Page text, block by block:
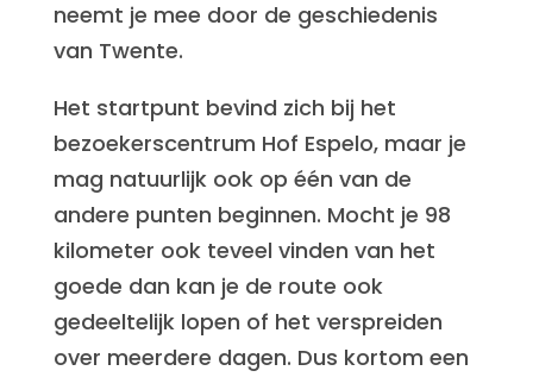
neemt je mee door de geschiedenis
van Twente.
Het startpunt bevind zich bij het
bezoekerscentrum Hof Espelo, maar je
mag natuurlijk ook op één van de
andere punten beginnen. Mocht je 98
kilometer ook teveel vinden van het
goede dan kan je de route ook
gedeeltelijk lopen of het verspreiden
over meerdere dagen. Dus kortom een